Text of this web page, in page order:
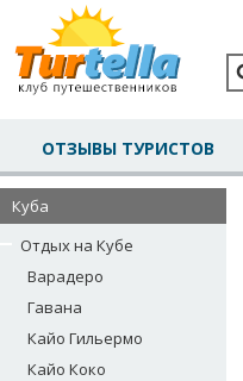
ОТЗЫВЫ ТУРИСТОВ
Куба
Отдых на Кубе
Варадеро
Гавана
Кайо Гильермо
Кайо Коко